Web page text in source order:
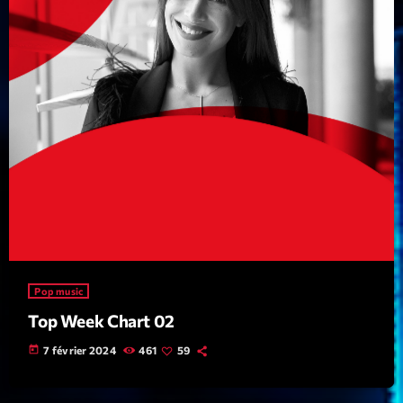
février 2021
mars 2020
Categories
Economics
Pop music
Top Week Chart 02
today 7 février 2024 461 59